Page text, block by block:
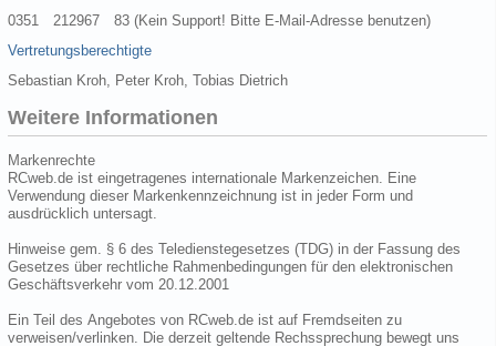
0351 212967 83 (Kein Support! Bitte E-Mail-Adresse benutzen)
Vertretungsberechtigte
Sebastian Kroh, Peter Kroh, Tobias Dietrich
Weitere Informationen
Markenrechte
RCweb.de ist eingetragenes internationale Markenzeichen. Eine
Verwendung dieser Markenkennzeichnung ist in jeder Form und
ausdrücklich untersagt.
Hinweise gem. § 6 des Teledienstegesetzes (TDG) in der Fassung des
Gesetzes über rechtliche Rahmenbedingungen für den elektronischen
Geschäftsverkehr vom 20.12.2001
Ein Teil des Angebotes von RCweb.de ist auf Fremdseiten zu
verweisen/verlinken. Die derzeit geltende Rechssprechung bewegt uns